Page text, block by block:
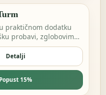
praktičnom dodatku
probavi, zglobovima
Detalji
Popust 15%